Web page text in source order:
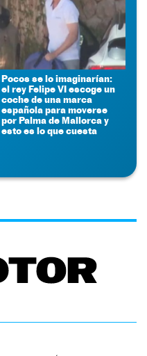
Pocos se lo imaginarían:
el rey Felipe VI escoge un
coche de una marca
española para moverse
por Palma de Mallorca y
esto es lo que cuesta